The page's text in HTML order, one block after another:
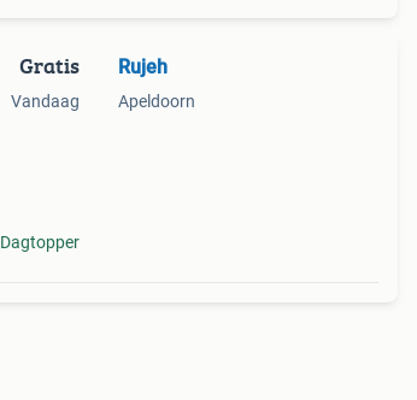
Gratis
Vandaag
Dagtopper
Rujeh
Apeldoorn